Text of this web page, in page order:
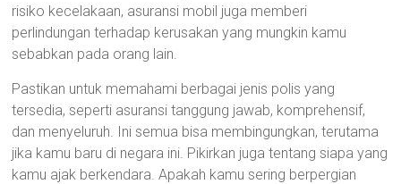
risiko kecelakaan, asuransi mobil juga memberi
perlindungan terhadap kerusakan yang mungkin kamu
sebabkan pada orang lain.
Pastikan untuk memahami berbagai jenis polis yang
tersedia, seperti asuransi tanggung jawab, komprehensif,
dan menyeluruh. Ini semua bisa membingungkan, terutama
jika kamu baru di negara ini. Pikirkan juga tentang siapa yang
kamu ajak berkendara. Apakah kamu sering berpergian